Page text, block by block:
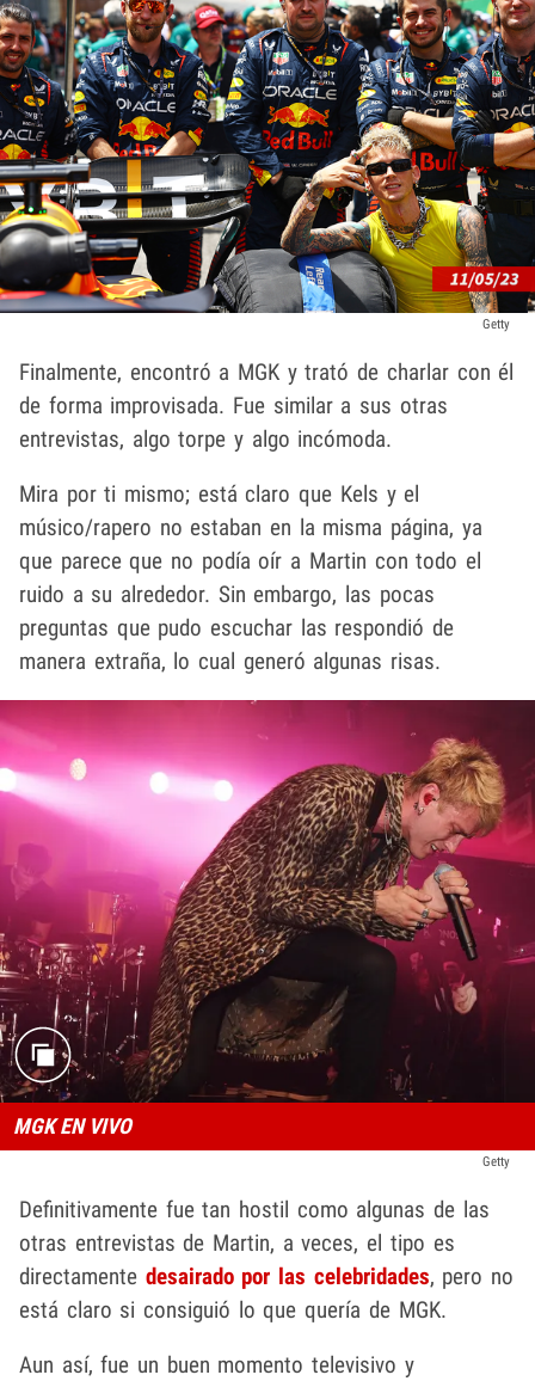
Getty
Finalmente, encontró a MGK y trató de charlar con él
de forma improvisada. Fue similar a sus otras
entrevistas, algo torpe y algo incómoda.
Mira por ti mismo; está claro que Kels y el
músico/rapero no estaban en la misma página, ya
que parece que no podía oír a Martin con todo el
ruido a su alrededor. Sin embargo, las pocas
preguntas que pudo escuchar las respondió de
manera extraña, lo cual generó algunas risas.
MGK EN VIVO
Getty
Definitivamente fue tan hostil como algunas de las
otras entrevistas de Martin, a veces, el tipo es
directamente desairado por las celebridades, pero no
está claro si consiguió lo que quería de MGK.
Aun así, fue un buen momento televisivo y